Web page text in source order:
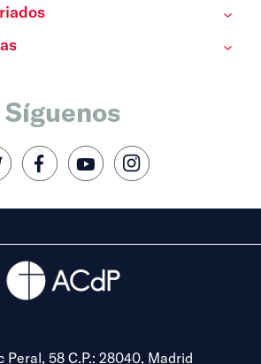
Síguenos
Peral, 58 C.P.: 28040, Madrid